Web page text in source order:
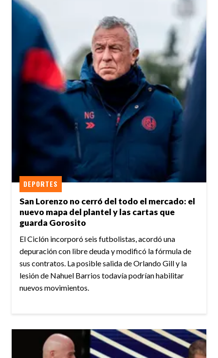
San Lorenzo no cerró del todo el mercado: el
nuevo mapa del plantel y las cartas que
guarda Gorosito
DEPORTES
El Ciclón incorporó seis futbolistas, acordó una
depuración con libre deuda y modificó la fórmula de
sus contratos. La posible salida de Orlando Gill y la
lesión de Nahuel Barrios todavía podrían habilitar
nuevos movimientos.